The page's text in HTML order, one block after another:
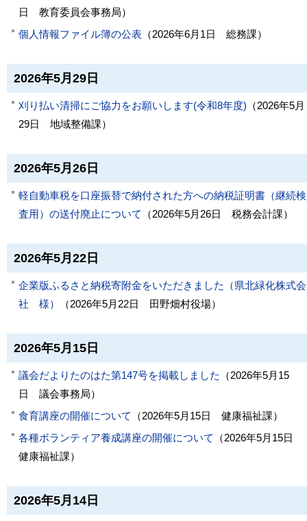
日
教育委員会事務局）
個人情報ファイル簿の公表 （2026年6月1日 総務課）
2026年5月29日
刈り払い清掃にご協力をお願いします(令和8年度) （2026年5月
29日
地域整備課）
2026年5月26日
軽自動車税を口座振替で納付された方への納税証明書（継続検
査用）の送付廃止について
（2026年5月26日 税務会計課）
2026年5月22日
企業版ふるさと納税寄附金をいただきました（県北緑化株式会
社 様）
（2026年5月22日 田野畑村役場）
2026年5月15日
議会だよりたのはた第147号を掲載しました （2026年5月15
日
議会事務局）
食育講座の開催について
（2026年5月15日 健康福祉課）
各種ボランティア養成講座の開催について
（2026年5月15日
健康福祉課）
2026年5月14日